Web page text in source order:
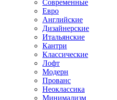
Современные
Евро
Английские
Дизайнерские
Итальянские
Кантри
Классические
Лофт
Модерн
Прованс
Неоклассика
Минимализм